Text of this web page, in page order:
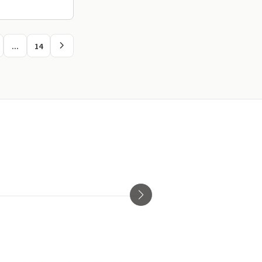
... 14 chevron_right